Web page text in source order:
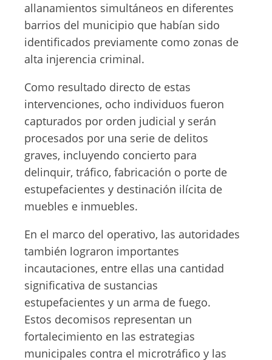
allanamientos simultáneos en diferentes
barrios del municipio que habían sido
identificados previamente como zonas de
alta injerencia criminal.
Como resultado directo de estas
intervenciones, ocho individuos fueron
capturados por orden judicial y serán
procesados por una serie de delitos
graves, incluyendo concierto para
delinquir, tráfico, fabricación o porte de
estupefacientes y destinación ilícita de
muebles e inmuebles.
En el marco del operativo, las autoridades
también lograron importantes
incautaciones, entre ellas una cantidad
significativa de sustancias
estupefacientes y un arma de fuego.
Estos decomisos representan un
fortalecimiento en las estrategias
municipales contra el microtráfico y las